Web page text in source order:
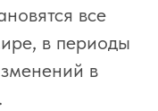
все
в периоды
в